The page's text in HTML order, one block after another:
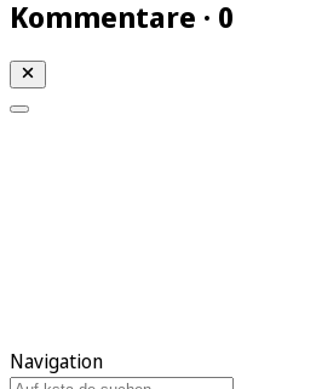
Kommentare · 0
Navigation